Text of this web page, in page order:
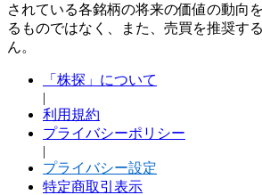
されている各銘柄の将来の価値の動向
るものではなく、また、売買を推奨す
ん。
「株探」について
|
利用規約
プライバシーポリシー
|
プライバシー設定
特定商取引表示